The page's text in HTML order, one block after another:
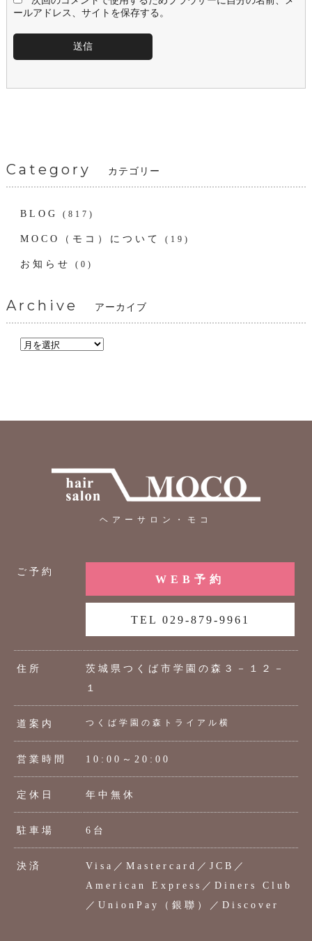
ールアドレス、サイトを保存する。
Category カテゴリー
BLOG (817)
MOCO（モコ）について (19)
お知らせ (0)
Archive アーカイブ
ヘアーサロン・モコ
ご予約
WEB予約
TEL 029-879-9961
住所
茨城県つくば市学園の森３－１２－
１
道案内 つくば学園の森トライアル横
営業時間 10:00～20:00
定休日 年中無休
駐車場 6台
決済
Visa／Mastercard／JCB／
American Express／Diners Club
／UnionPay（銀聯）／Discover